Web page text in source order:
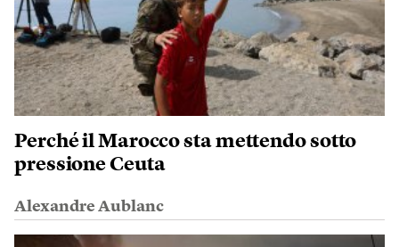
Perché il Marocco sta mettendo sotto
pressione Ceuta
Alexandre Aublanc